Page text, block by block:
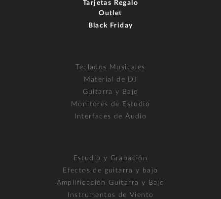
Tarjetas Regalo
Outlet
Black Friday
Teclados Musicales
Material de DJ
Guitarra y Bajo
Monitores de Estudio
Interfaces de Audio
Estudio y Grabación
Efectos de guitarra y bajo
Amplificación Guitarra y Bajo
Instrumentos de Viento